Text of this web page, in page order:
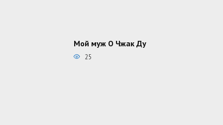
Мой муж О Чжак Ду
25